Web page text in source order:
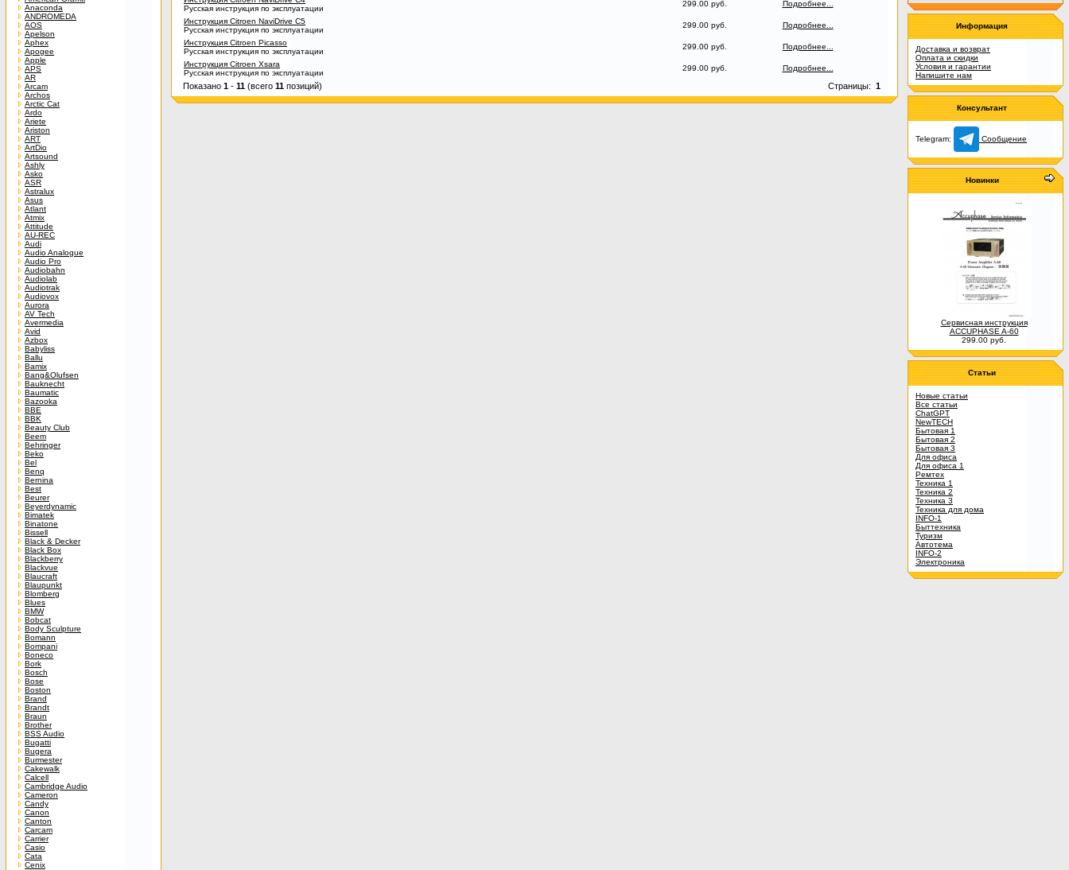
Anaconda
ANDROMEDA
AOS
Apelson
Aphex
Apogee
Apple
APS
AR
Arcam
Archos
Arctic Cat
Ardo
Ariete
Ariston
ART
ArtDio
Artsound
Ashly
Asko
ASR
Astralux
Asus
Atlant
Atmix
Attitude
AU-REC
Audi
Audio Analogue
Audio Pro
Audiobahn
Audiolab
Audiotrak
Audiovox
Aurora
AV Tech
Avermedia
Avid
Azbox
Babyliss
Ballu
Bamix
Bang&Olufsen
Bauknecht
Baumatic
Bazooka
BBE
BBK
Beauty Club
Beem
Behringer
Beko
Bel
Benq
Bernina
Best
Beurer
Beyerdynamic
Bimatek
Binatone
Bissell
Black & Decker
Black Box
Blackberry
Blackvue
Blaucraft
Blaupunkt
Blomberg
Blues
BMW
Bobcat
Body Sculpture
Bomann
Bompani
Boneco
Bork
Bosch
Bose
Boston
Brand
Brandt
Braun
Brother
BSS Audio
Bugatti
Bugera
Burmester
Cakewalk
Calcell
Cambridge Audio
Cameron
Candy
Canon
Canton
Carcam
Carrier
Casio
Cata
Cenix
Русская инструкция по эксплуатации
299.00 руб.
Подробнее...
Инструкция Citroen NaviDrive C5
Русская инструкция по эксплуатации
299.00 руб.
Подробнее...
Инструкция Citroen Picasso
Русская инструкция по эксплуатации
299.00 руб.
Подробнее...
Инструкция Citroen Xsara
Русская инструкция по эксплуатации
299.00 руб. Подробнее...
Показано 1 - 11 (всего 11 позиций) Страницы: 1
Информация
Доставка и возврат
Оплата и скидки
Условия и гарантии
Напишите нам
Консультант
Telegram: Сообщение
Новинки
Сервисная инструкция
ACCUPHASE A-60
299.00 руб.
Статьи
Новые статьи
Все статьи
ChatGPT
NewTECH
Бытовая 1
Бытовая 2
Бытовая 3
Для офиса
Для офиса 1
Ремтех
Техника 1
Техника 2
Техника 3
Техника для дома
INFO-1
Быттехника
Туризм
Автотема
INFO-2
Электроника